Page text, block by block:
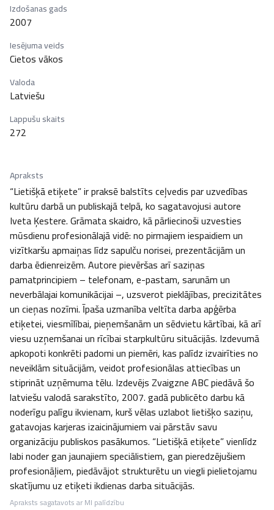
Izdošanas gads
2007
Iesējuma veids
Cietos vākos
Valoda
Latviešu
Lappušu skaits
272
Apraksts
“Lietišķā etiķete” ir praksē balstīts ceļvedis par uzvedības
kultūru darbā un publiskajā telpā, ko sagatavojusi autore
Iveta Ķestere. Grāmata skaidro, kā pārliecinoši uzvesties
mūsdienu profesionālajā vidē: no pirmajiem iespaidiem un
vizītkaršu apmaiņas līdz sapulču norisei, prezentācijām un
darba ēdienreizēm. Autore pievēršas arī saziņas
pamatprincipiem – telefonam, e-pastam, sarunām un
neverbālajai komunikācijai –, uzsverot pieklājības, precizitātes
un cieņas nozīmi. Īpaša uzmanība veltīta darba apģērba
etiķetei, viesmīlībai, pieņemšanām un sēdvietu kārtībai, kā arī
viesu uzņemšanai un rīcībai starpkultūru situācijās. Izdevumā
apkopoti konkrēti padomi un piemēri, kas palīdz izvairīties no
neveiklām situācijām, veidot profesionālas attiecības un
stiprināt uzņēmuma tēlu. Izdevējs Zvaigzne ABC piedāvā šo
latviešu valodā sarakstīto, 2007. gadā publicēto darbu kā
noderīgu palīgu ikvienam, kurš vēlas uzlabot lietišķo saziņu,
gatavojas karjeras izaicinājumiem vai pārstāv savu
organizāciju publiskos pasākumos. “Lietišķā etiķete” vienlīdz
labi noder gan jaunajiem speciālistiem, gan pieredzējušiem
profesionāļiem, piedāvājot strukturētu un viegli pielietojamu
skatījumu uz etiķeti ikdienas darba situācijās.
Apraksts sagatavots ar MI palīdzību